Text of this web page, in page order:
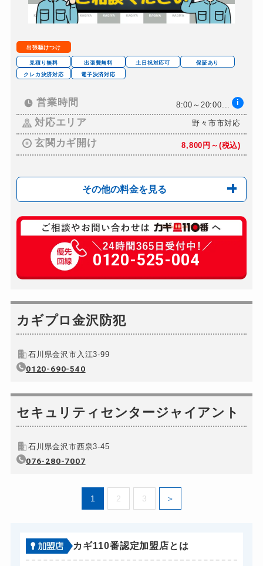
出張駆けつけ
見積り無料 出張費無料 土日祝対応可
保証あり
クレカ決済対応
電子決済対応
営業時間 8:00～20:00... i
対応エリア 野々市市対応
玄関カギ開け 8,800円～(税込)
その他の料金を見る
玄関カギ修理 別途お見積り
玄関カギ作成 別途お見積り
玄関カギ交換 別途お見積り
バイクカギ開け
バイクカギ作成
スーツケースカギ開け
金庫カギ開け
金庫カギ修理
金庫カギ交換
ロッカーカギ開け
ドアノブカギ作成
0120-525-004
カギプロ金沢防犯
石川県金沢市入江3-99
0120-690-540
セキュリティセンタージャイアント
石川県金沢市西泉3-45
076-280-7007
1 2 3
カギ110番認定加盟店とは